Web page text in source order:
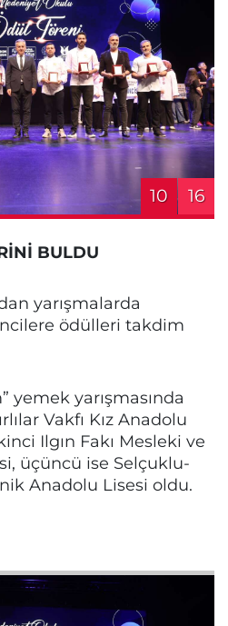
10 16
BULDU
yarışmalarda
ödülleri takdim
yemek yarışmasında
Vakfı Kız Anadolu
Ilgın Fakı Mesleki ve
üçüncü ise Selçuklu-
Anadolu Lisesi oldu.